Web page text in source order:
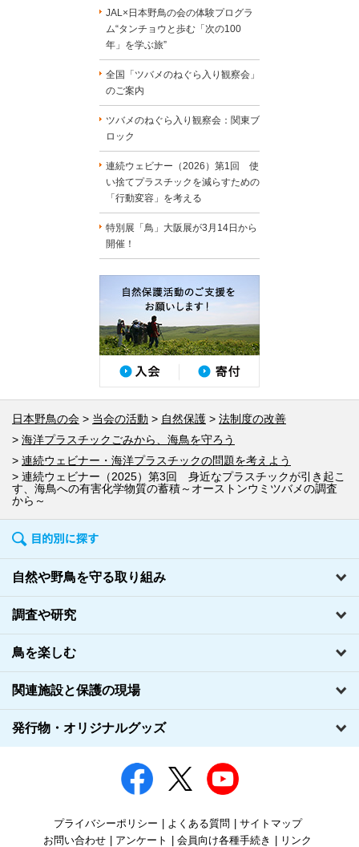
JAL×日本野鳥の会の体験プログラ
ム“タンチョウと歩む「次の100
年」を学ぶ旅”
全国「ツバメのねぐら入り観察会」
のご案内
ツバメのねぐら入り観察会：関東ブ
ロック
連続ウェビナー（2026）第1回 使
い捨てプラスチックを減らすための
「行動変容」を考える
特別展「鳥」大阪展が3月14日から
開催！
日本野鳥の会 当会の活動 自然保護
法制度の改善
海洋プラスチックごみから、海鳥を守ろう
連続ウェビナー・海洋プラスチックの問題を考えよう
連続ウェビナー（2025）第3回 身近なプラスチックが引き起こ
す、海鳥への有害化学物質の蓄積～オーストンウミツバメの調査
から～
自然や野鳥を守る取り組み
調査や研究
鳥を楽しむ
関連施設と保護の現場
発行物・オリジナルグッズ
プライバシーポリシー よくある質問
サイトマップ
お問い合わせ
アンケート 会員向け各種手続き リンク